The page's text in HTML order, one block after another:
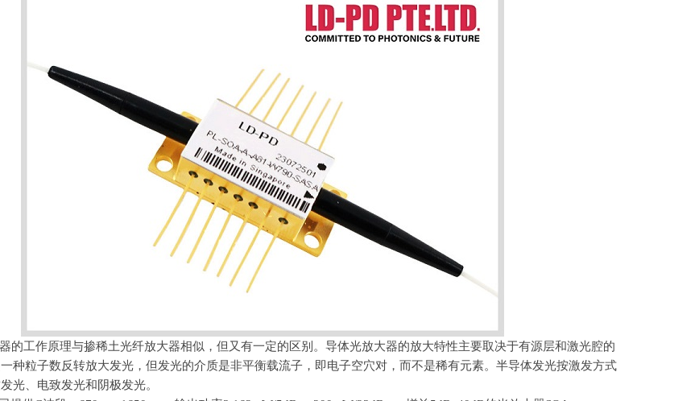
的工作原理与掺稀土光纤放大器相似，但又有一定的区别。导体光放大器的放大特性主要取决于有源层和激光腔的
种粒子数反转放大发光，但发光的介质是非平衡载流子，即电子空穴对，而不是稀有元素。半导体发光按激发方式
光、电致发光和阴极发光。